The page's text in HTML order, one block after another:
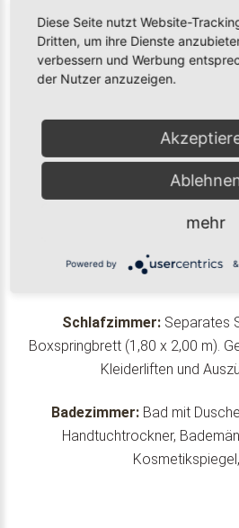
sowie dem Esstisch mit vier
Voraussetzungen für beste
Internetzugang, TV-
Küche:Komplett
Induktionskochfeld, Mikrowelle,
Boch-Service inkl. Gläsern,
hochwertiges Kochgeschirr,
Schlafzimmer:Separates
Boxspringbrett (1,80 x 2,00 m).
Kleiderliften und
Badezimmer:Bad mit
Handtuchtrockner,
Diese Seite nutzt Website-
Dritten, um ihre Dienste
verbessern und Werbung
der Nutzer anzuzeigen.
mehr
Powered by &